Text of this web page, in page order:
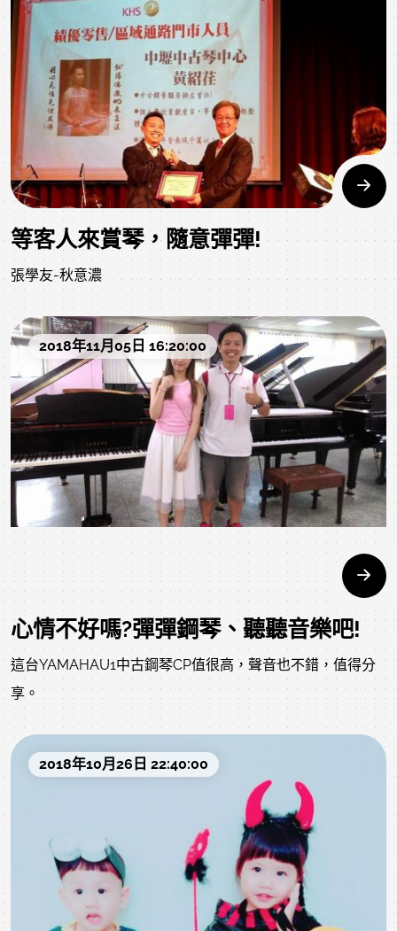
等客人來賞琴，隨意彈彈!
張學友-秋意濃
2018年11月05日 16:20:00
心情不好嗎?彈彈鋼琴、聽聽音樂吧!
這台YAMAHAU1中古鋼琴CP值很高，聲音也不錯，值得分
享。
2018年10月26日 22:40:00